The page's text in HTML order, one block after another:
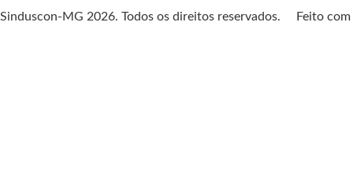
Sinduscon-MG 2026. Todos os direitos reservados. Feito com